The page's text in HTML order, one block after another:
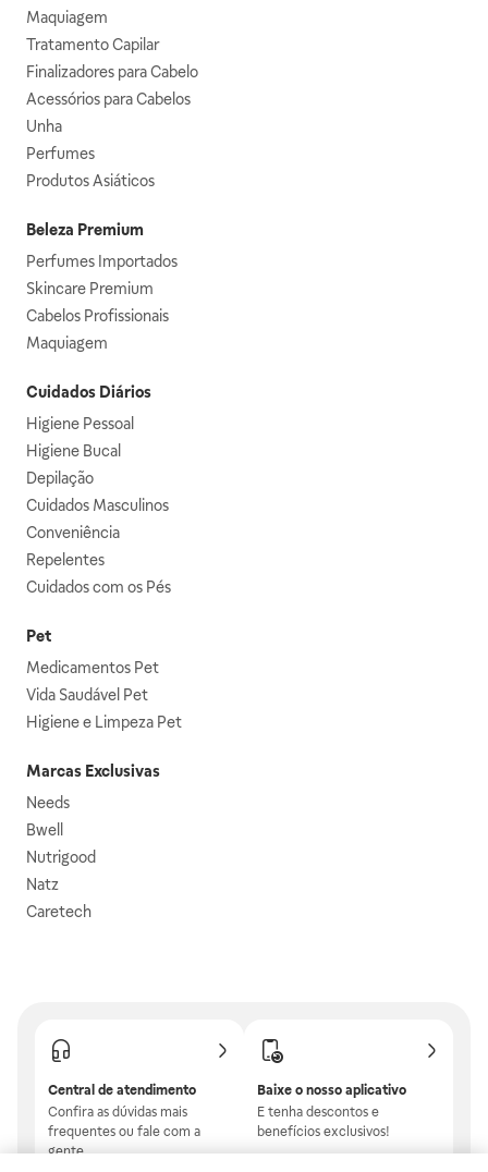
Maquiagem
Tratamento Capilar
Finalizadores para Cabelo
Acessórios para Cabelos
Unha
Perfumes
Produtos Asiáticos
Beleza Premium
Perfumes Importados
Skincare Premium
Cabelos Profissionais
Maquiagem
Cuidados Diários
Higiene Pessoal
Higiene Bucal
Depilação
Cuidados Masculinos
Conveniência
Repelentes
Cuidados com os Pés
Pet
Medicamentos Pet
Vida Saudável Pet
Higiene e Limpeza Pet
Marcas Exclusivas
Needs
Bwell
Nutrigood
Natz
Caretech
Central de atendimento
Confira as dúvidas mais
frequentes ou fale com a
gente.
Baixe o nosso aplicativo
E tenha descontos e
benefícios exclusivos!